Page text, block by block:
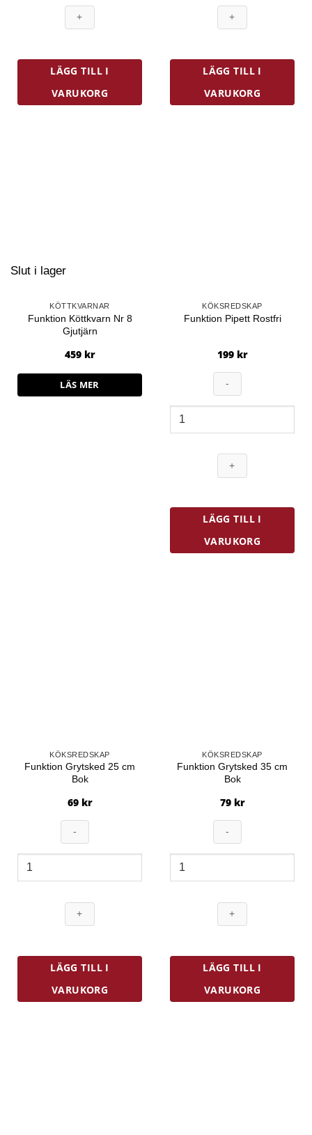
mängd
LÄGG TILL I
VARUKORG
LÄGG TILL I
VARUKORG
Slut i lager
KÖTTKVARNAR
Funktion Köttkvarn Nr 8
Gjutjärn
459 kr
LÄS MER
KÖKSREDSKAP
Funktion Pipett Rostfri
199 kr
Pipett
LÄGG TILL I
VARUKORG
KÖKSREDSKAP
Funktion Grytsked 25 cm
Bok
69 kr
Funktion
Grytsked
LÄGG TILL I
VARUKORG
KÖKSREDSKAP
Funktion Grytsked 35 cm
Bok
79 kr
Funktion
Grytsked
LÄGG TILL I
VARUKORG